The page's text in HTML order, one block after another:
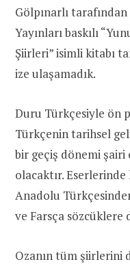
Gölpınarlı
Yayınları baskılı
Şiirleri” isimli kitabı
ize ulaşamadık.
Duru Türkçesiyle ön
Türkçenin tarihsel
bir geçiş dönemi
olacaktır.
Anadolu
ve Farsça
Ozanın tüm şiirlerini